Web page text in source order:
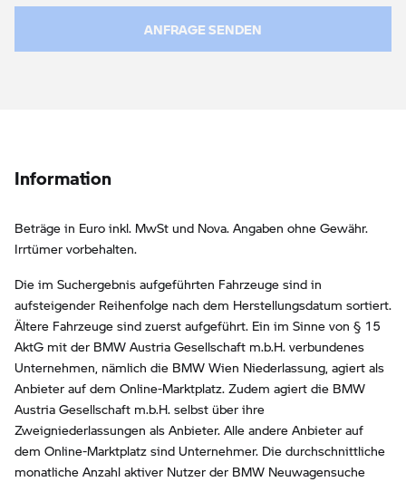
ANFRAGE SENDEN
Information
Beträge in Euro inkl. MwSt und Nova. Angaben ohne Gewähr.
Irrtümer vorbehalten.
Die im Suchergebnis aufgeführten Fahrzeuge sind in
aufsteigender Reihenfolge nach dem Herstellungsdatum sortiert.
Ältere Fahrzeuge sind zuerst aufgeführt. Ein im Sinne von § 15
AktG mit der BMW Austria Gesellschaft m.b.H. verbundenes
Unternehmen, nämlich die BMW Wien Niederlassung, agiert als
Anbieter auf dem Online-Marktplatz. Zudem agiert die BMW
Austria Gesellschaft m.b.H. selbst über ihre
Zweigniederlassungen als Anbieter. Alle andere Anbieter auf
dem Online-Marktplatz sind Unternehmer. Die durchschnittliche
monatliche Anzahl aktiver Nutzer der BMW Neuwagensuche